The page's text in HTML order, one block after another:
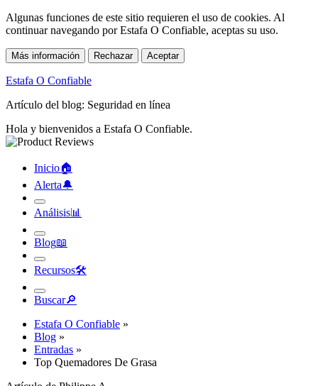
Algunas funciones de este sitio requieren el uso de cookies. Al
continuar navegando por Estafa O Confiable, aceptas su uso.
Más información Rechazar Aceptar
Estafa O Confiable
Artículo del blog: Seguridad en línea
Hola y bienvenidos a Estafa O Confiable.
Inicio🏠︎
Alerta🔔︎
Análisis📊︎
Blog📖︎
Recursos🛠︎
Buscar🔎︎
Estafa O Confiable »
Blog »
Entradas »
Top Quemadores De Grasa